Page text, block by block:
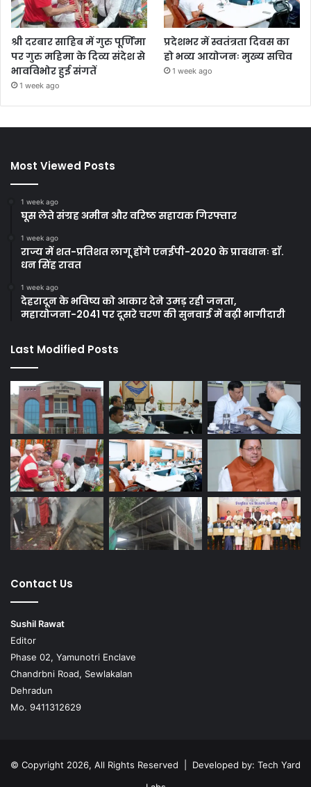
श्री दरबार साहिब में गुरु पूर्णिमा
पर गुरु महिमा के दिव्य संदेश से
भावविभोर हुई संगतें
1 week ago
प्रदेशभर में स्वतंत्रता दिवस का
हो भव्य आयोजनः मुख्य सचिव
1 week ago
Most Viewed Posts
1 week ago
घूस लेते संग्रह अमीन और वरिष्ठ सहायक गिरफ्तार
1 week ago
राज्य में शत-प्रतिशत लागू होंगे एनईपी-2020 के प्रावधानः डाॅ.
धन सिंह रावत
1 week ago
देहरादून के भविष्य को आकार देने उमड़ रही जनता,
महायोजना-2041 पर दूसरे चरण की सुनवाई में बढ़ी भागीदारी
Last Modified Posts
Contact Us
Sushil Rawat
Editor
Phase 02, Yamunotri Enclave
Chandrbni Road, Sewlakalan
Dehradun
Mo. 9411312629
© Copyright 2026, All Rights Reserved | Developed by: Tech Yard